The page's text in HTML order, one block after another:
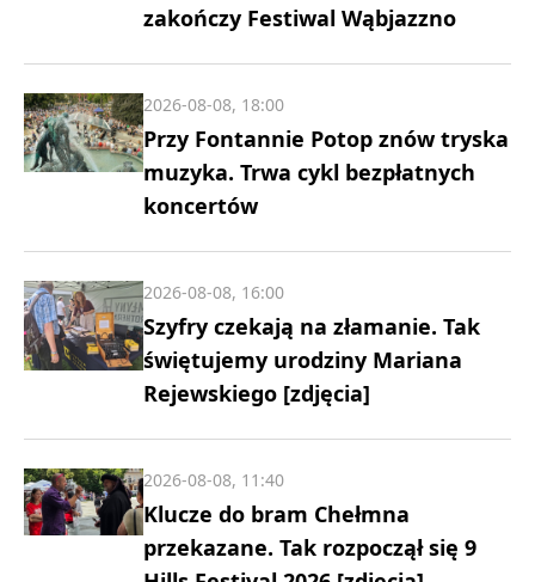
zakończy Festiwal Wąbjazzno
Przy Fontannie Potop znów tryska
muzyka. Trwa cykl bezpłatnych
koncertów
2026-08-08, 18:00
Szyfry czekają na złamanie. Tak
świętujemy urodziny Mariana
Rejewskiego [zdjęcia]
2026-08-08, 16:00
Klucze do bram Chełmna
przekazane. Tak rozpoczął się 9
2026-08-08, 11:40